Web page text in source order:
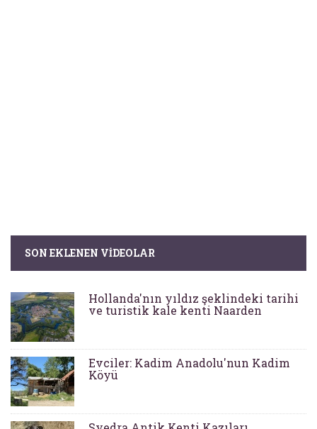
SON EKLENEN VIDEOLAR
Hollanda'nın yıldız şeklindeki tarihi
ve turistik kale kenti Naarden
Evciler: Kadim Anadolu'nun Kadim
Köyü